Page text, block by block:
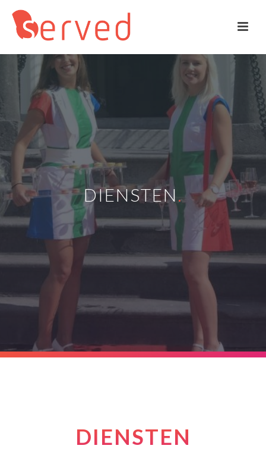
DIENSTEN.
DIENSTEN